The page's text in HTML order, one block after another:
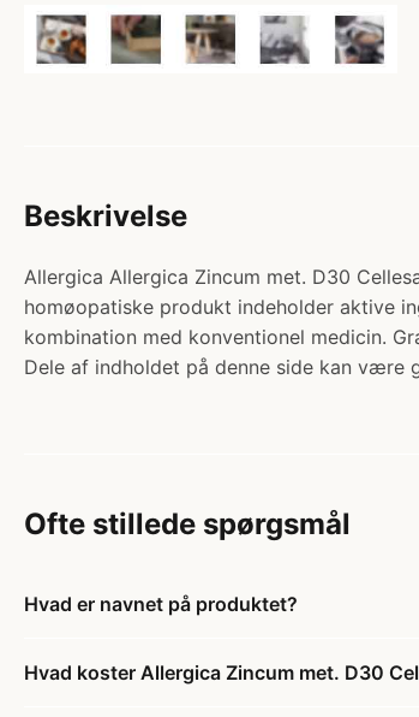
Beskrivelse
Allergica Allergica Zincum met. D30
homøopatiske produkt indeholder aktive
kombination med konventionel medicin.
Dele af indholdet på denne side kan være
Ofte stillede spørgsmål
Hvad er navnet på produktet?
Hvad koster Allergica Zincum met. D30